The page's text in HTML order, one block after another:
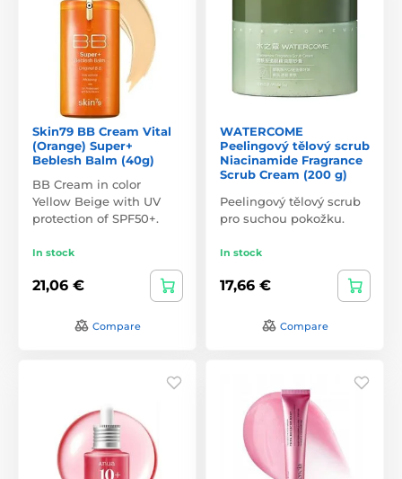
Skin79 BB Cream Vital
(Orange) Super+
Beblesh Balm (40g)
BB Cream in color
Yellow Beige with UV
protection of SPF50+.
In stock
21,06 €
Compare
WATERCOME
Peelingový tělový scrub
Niacinamide Fragrance
Scrub Cream (200 g)
Peelingový tělový scrub
pro suchou pokožku.
In stock
17,66 €
Compare